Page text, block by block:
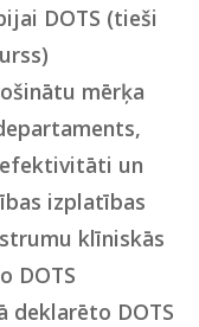
DOTS (tieši
mērķa
efektivitāti un
izplatības
klīniskās
DOTS
deklarēto DOTS